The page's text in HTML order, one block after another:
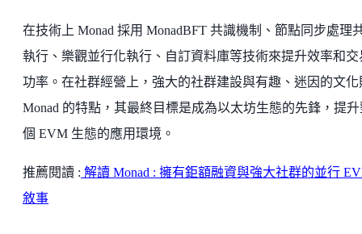
在技術上 Monad 採用 MonadBFT 共識機制、節點同步處理
執行、樂觀並行化執行、自訂資料庫等技術來提升效率和交
功率。在社群經營上，強大的社群建設與有趣、迷因的文化
Monad 的特點，其最終目標是成為以太坊生態的先鋒，提升
個 EVM 生態的應用環境。
推薦閱讀 : 解讀 Monad : 擁有鉅額融資與強大社群的並行
敘事